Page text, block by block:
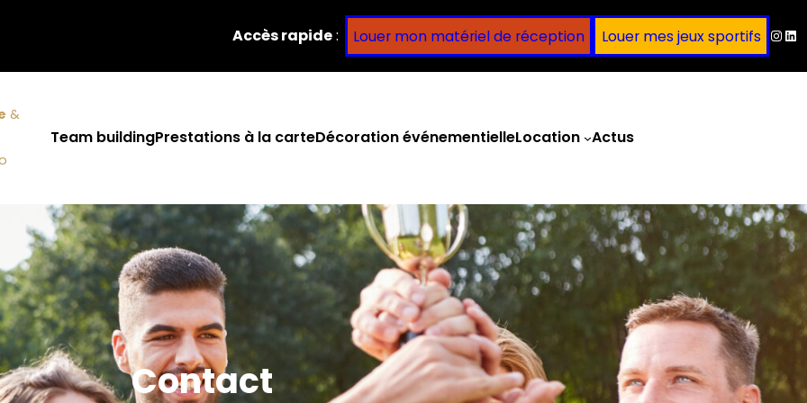
Accès rapide: Louer mon matériel de réception Louer mes jeux sportifs
&
Team buildingPrestations à la carteDécoration événementielleLocation Actus
Contact